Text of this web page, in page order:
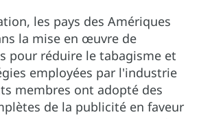
les pays des Amériques
la mise en œuvre de
pour réduire le tabagisme et
employées par l'industrie
membres ont adopté des
de la publicité en faveur